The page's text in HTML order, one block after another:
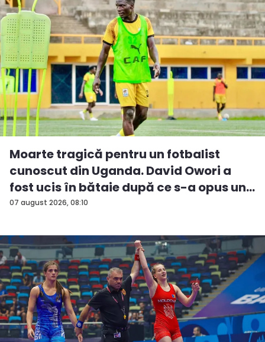
07 august 2026, 08:10
Moarte tragică pentru un fotbalist
cunoscut din Uganda. David Owori a
fost ucis în bătaie după ce s-a opus un...